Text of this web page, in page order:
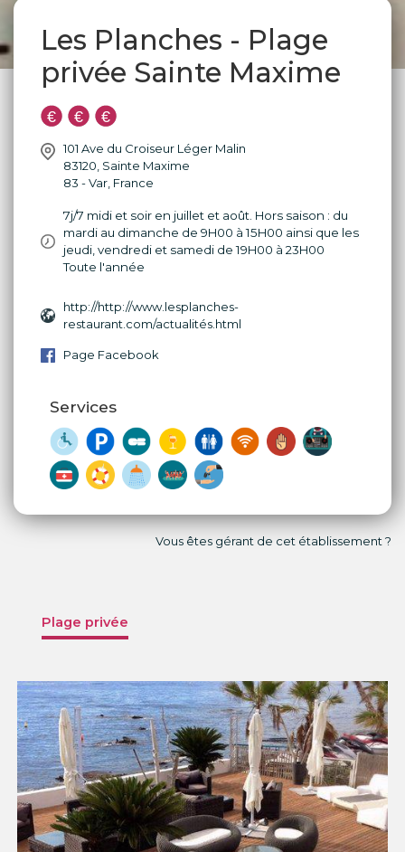
Les Planches - Plage
privée Sainte Maxime
101 Ave du Croiseur Léger Malin
83120 Sainte Maxime
83 - Var France
7j/7 midi et soir en juillet et août. Hors saison : du
mardi au dimanche de 9H00 à 15H00 ainsi que les
jeudi, vendredi et samedi de 19H00 à 23H00
Toute l'année
http://http://www.lesplanches-
restaurant.com/actualités.html
Page Facebook
Services
Vous êtes gérant de cet établissement ?
Plage privée